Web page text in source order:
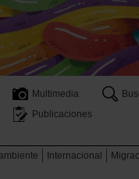
Multimedia
Publicaciones
Internacional